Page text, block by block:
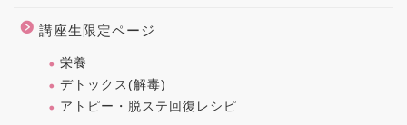
講座生限定ページ
栄養
デトックス(解毒)
アトピー・脱ステ回復レシピ